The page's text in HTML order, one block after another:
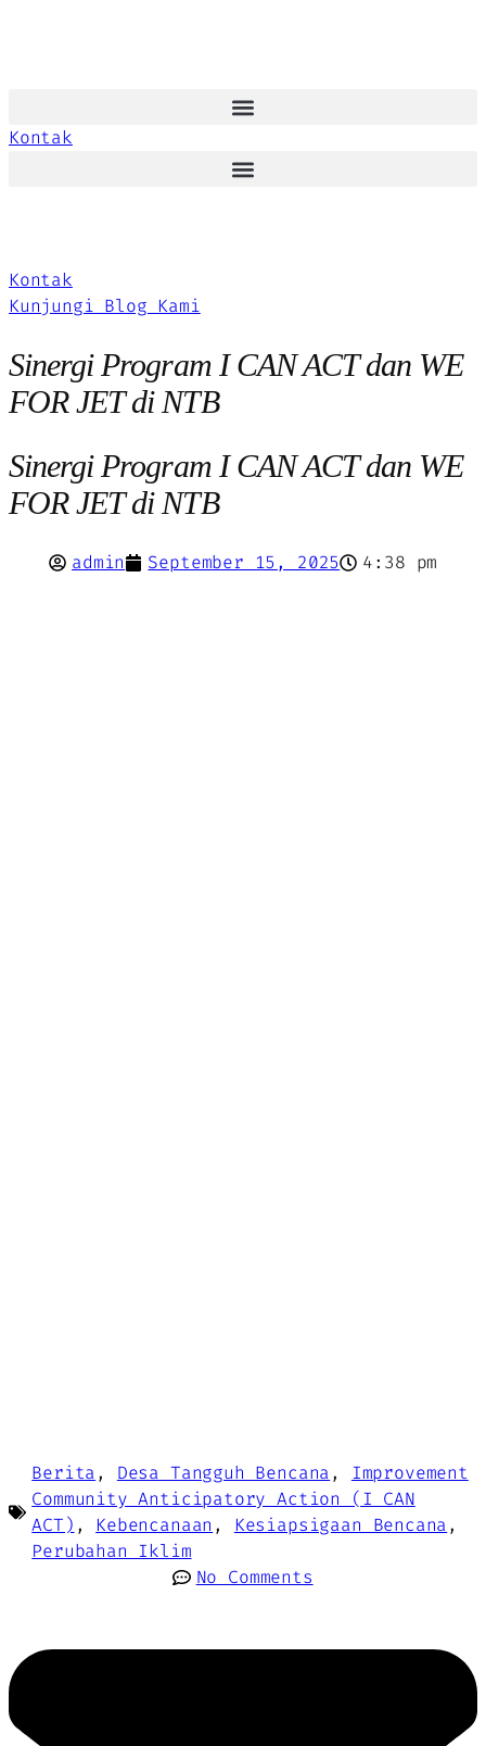
Kontak
Kontak
Kunjungi Blog Kami
Sinergi Program I CAN ACT dan WE
FOR JET di NTB
Sinergi Program I CAN ACT dan WE
FOR JET di NTB
admin September 15, 2025 4:38 pm
Berita, Desa Tangguh Bencana, Improvement
Community Anticipatory Action (I CAN
ACT) , Kebencanaan , Kesiapsigaan Bencana,
Perubahan Iklim
No Comments